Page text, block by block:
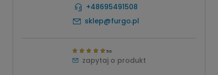
+48695491508
sklep@furgo.pl
5.0
zapytaj o produkt